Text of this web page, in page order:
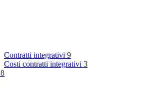
Contratti integrativi 9
Costi contratti integrativi 3
8